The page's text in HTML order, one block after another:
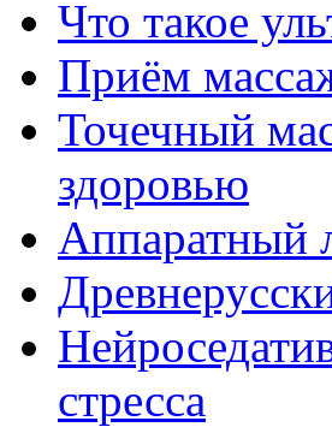
Что такое
Приём
Точечный
здоровью
Аппаратный
стресса